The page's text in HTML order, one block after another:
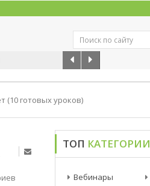
(10 готовых уроков)
ТОП КАТЕГОРИИ
Вебинары